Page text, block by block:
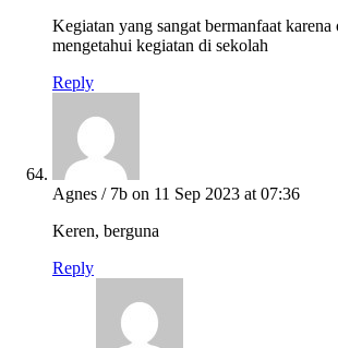
Kegiatan yang sangat bermanfaat karena
mengetahui kegiatan di sekolah
Reply
Agnes / 7b on 11 Sep 2023 at 07:36
Keren, berguna
Reply